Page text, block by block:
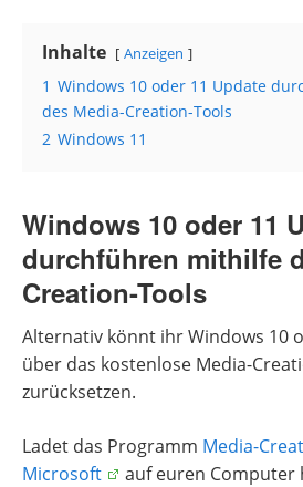
Inhalte Anzeigen
1 Windows 10 oder 11 Update
des Media-Creation-Tools
2 Windows 11
Windows 10 oder 11
durchführen mithilfe
Creation-Tools
Alternativ könnt ihr Windows 10
über das kostenlose Media-
zurücksetzen.
Ladet das Programm Media-
Microsoft
auf euren